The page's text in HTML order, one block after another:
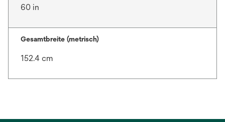
60 in
Gesamtbreite (metrisch)
152.4 cm